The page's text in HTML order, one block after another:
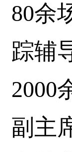
80余
踪辅
2000
副主